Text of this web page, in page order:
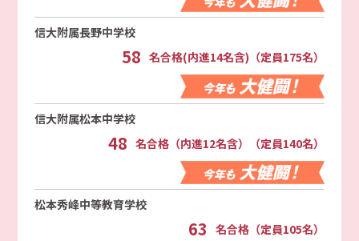
信大附属長野中学校
58 名合格(内進14名含)（定員175名）
信大附属松本中学校
48 名合格（内進12名含）（定員140名）
松本秀峰中等教育学校
63 名合格（定員105名）